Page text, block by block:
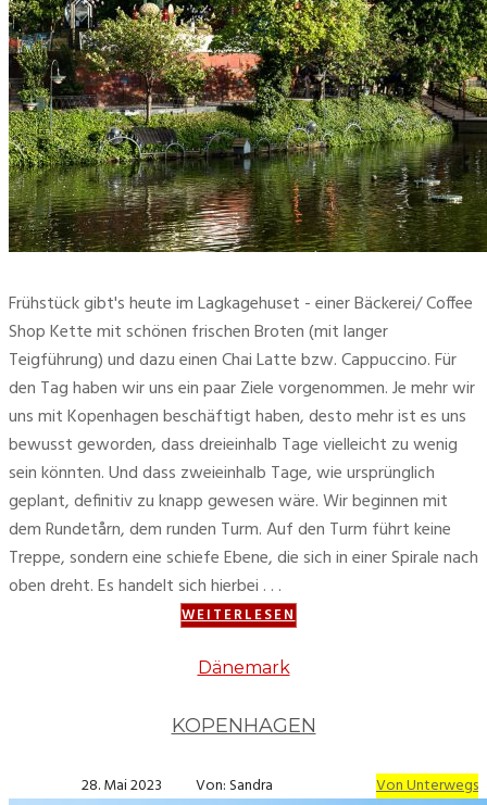
Frühstück gibt's heute im Lagkagehuset - einer Bäckerei/ Coffee
Shop Kette mit schönen frischen Broten (mit langer
Teigführung) und dazu einen Chai Latte bzw. Cappuccino. Für
den Tag haben wir uns ein paar Ziele vorgenommen. Je mehr wir
uns mit Kopenhagen beschäftigt haben, desto mehr ist es uns
bewusst geworden, dass dreieinhalb Tage vielleicht zu wenig
sein könnten. Und dass zweieinhalb Tage, wie ursprünglich
geplant, definitiv zu knapp gewesen wäre. Wir beginnen mit
dem Rundetårn, dem runden Turm. Auf den Turm führt keine
Treppe, sondern eine schiefe Ebene, die sich in einer Spirale nach
oben dreht. Es handelt sich hierbei . . .
WEITERLESEN
Dänemark
KOPENHAGEN
28. Mai 2023 Von: Sandra Von Unterwegs